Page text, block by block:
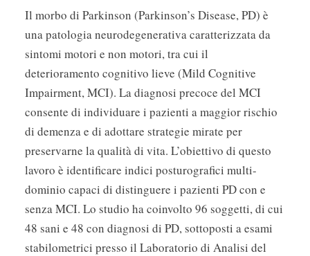
Il morbo di Parkinson (Parkinson’s Disease, PD) è
una patologia neurodegenerativa caratterizzata da
sintomi motori e non motori, tra cui il
deterioramento cognitivo lieve (Mild Cognitive
Impairment, MCI). La diagnosi precoce del MCI
consente di individuare i pazienti a maggior rischio
di demenza e di adottare strategie mirate per
preservarne la qualità di vita. L’obiettivo di questo
lavoro è identificare indici posturografici multi-
dominio capaci di distinguere i pazienti PD con e
senza MCI. Lo studio ha coinvolto 96 soggetti, di cui
48 sani e 48 con diagnosi di PD, sottoposti a esami
stabilometrici presso il Laboratorio di Analisi del